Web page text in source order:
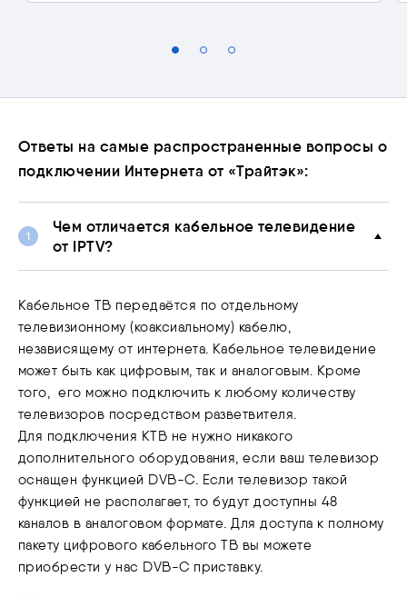
Ответы на самые распространенные вопросы о
подключении Интернета от «Трайтэк»:
Чем отличается кабельное телевидение
от IPTV?
Кабельное ТВ передаётся по отдельному
телевизионному (коаксиальному) кабелю,
независящему от интернета. Кабельное телевидение
может быть как цифровым, так и аналоговым. Кроме
того, его можно подключить к любому количеству
телевизоров посредством разветвителя.
Для подключения КТВ не нужно никакого
дополнительного оборудования, если ваш телевизор
оснащен функцией DVB-C. Если телевизор такой
функцией не располагает, то будут доступны 48
каналов в аналоговом формате. Для доступа к полному
пакету цифрового кабельного ТВ вы можете
приобрести у нас DVB-C приставку.